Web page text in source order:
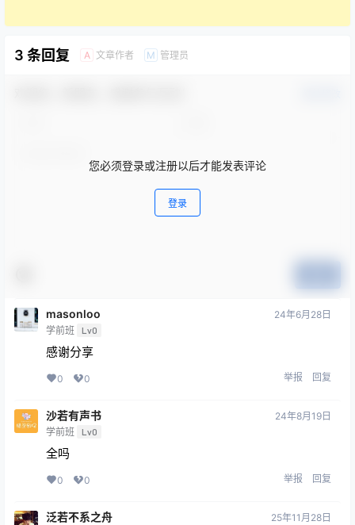
3 条回复 A 文章作者 M 管理员
您必须登录或注册以后才能发表评论
登录
masonloo
学前班 Lv0
24年6月28日
感谢分享
0 0 举报 回复
沙若有声书
学前班 Lv0
24年8月19日
全吗
0 0 举报 回复
泛若不系之舟 25年11月28日